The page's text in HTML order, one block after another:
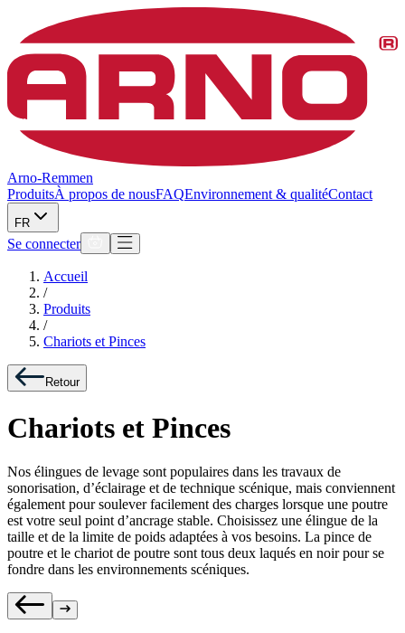
Arno-Remmen
ProduitsÀ propos de nousFAQEnvironnement & qualitéContact
FR
Se connecter
Accueil
/
Produits
/
Chariots et Pinces
Retour
Chariots et Pinces
Nos élingues de levage sont populaires dans les travaux de
sonorisation, d’éclairage et de technique scénique, mais conviennent
également pour soulever facilement des charges lorsque une poutre
est votre seul point d’ancrage stable. Choisissez une élingue de la
taille et de la limite de poids adaptées à vos besoins. La pince de
poutre et le chariot de poutre sont tous deux laqués en noir pour se
fondre dans les environnements scéniques.